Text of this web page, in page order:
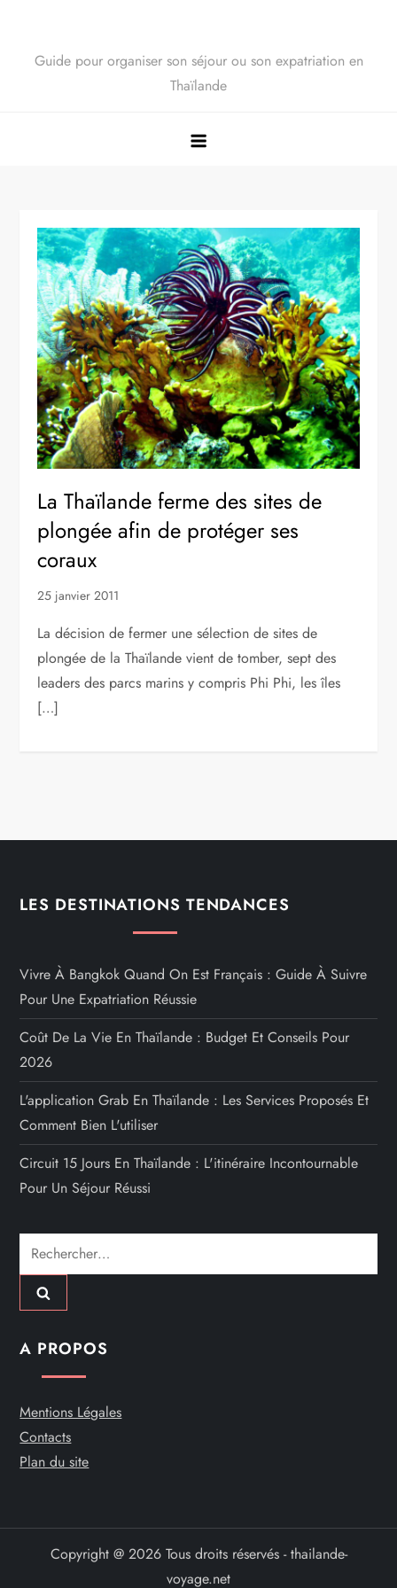
Guide pour organiser son séjour ou son expatriation en
Thaïlande
La Thaïlande ferme des sites de
plongée afin de protéger ses
coraux
25 janvier 2011
La décision de fermer une sélection de sites de
plongée de la Thaïlande vient de tomber, sept des
leaders des parcs marins y compris Phi Phi, les îles
[…]
LES DESTINATIONS TENDANCES
Vivre À Bangkok Quand On Est Français : Guide À Suivre
Pour Une Expatriation Réussie
Coût De La Vie En Thaïlande : Budget Et Conseils Pour
2026
L'application Grab En Thaïlande : Les Services Proposés Et
Comment Bien L'utiliser
Circuit 15 Jours En Thaïlande : L'itinéraire Incontournable
Pour Un Séjour Réussi
Rechercher :
A PROPOS
Mentions Légales
Contacts
Plan du site
Copyright @ 2026 Tous droits réservés - thailande-
voyage.net